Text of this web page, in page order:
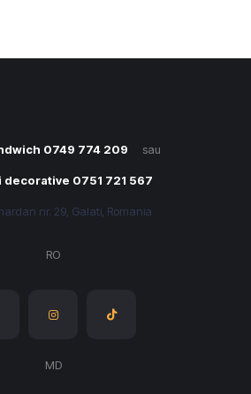
0749 774 209 sau
decorative 0751 721 567
nr. 29, Galati, Romania
RO
MD